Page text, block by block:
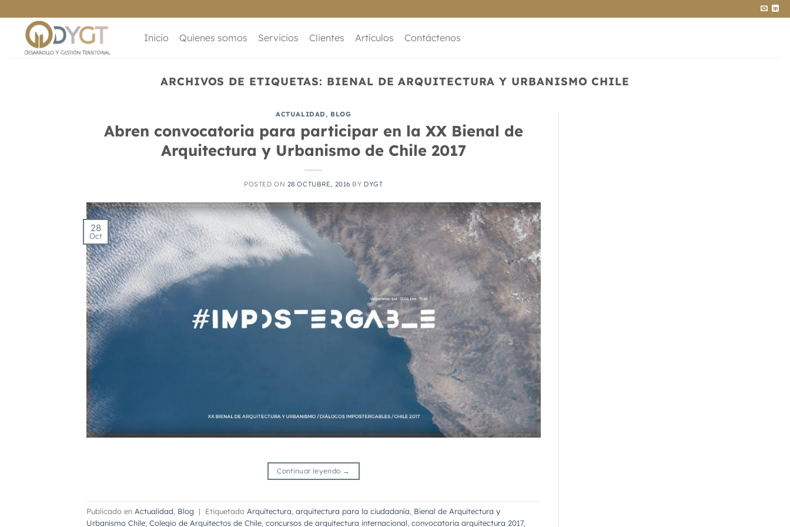
al
contenido
Inicio Quienes somos Servicios Clientes Artículos Contáctenos
ARCHIVOS DE ETIQUETAS: BIENAL DE ARQUITECTURA Y URBANISMO CHILE
ACTUALIDAD, BLOG
Abren convocatoria para participar en la XX Bienal de
Arquitectura y Urbanismo de Chile 2017
POSTED ON 28 OCTUBRE, 2016 BY DYGT
28
Oct
Continuar leyendo →
Publicado en Actualidad Blog | Etiquetado Arquitectura arquitectura para la ciudadanía Bienal de Arquitectura y
Urbanismo Chile Colegio de Arquitectos de Chile concursos de arquitectura internacional convocatoria arquitectura 2017